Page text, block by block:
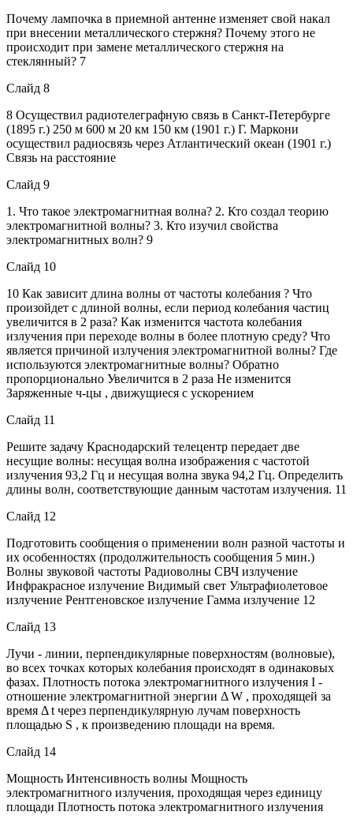
Почему лампочка в приемной антенне изменяет свой накал
при внесении металлического стержня? Почему этого не
происходит при замене металлического стержня на
стеклянный? 7
Слайд 8
8 Осуществил радиотелеграфную связь в Санкт-Петербурге
(1895 г.) 250 м 600 м 20 км 150 км (1901 г.) Г. Маркони
осуществил радиосвязь через Атлантический океан (1901 г.)
Связь на расстояние
Слайд 9
1. Что такое электромагнитная волна? 2. Кто создал теорию
электромагнитной волны? 3. Кто изучил свойства
электромагнитных волн? 9
Слайд 10
10 Как зависит длина волны от частоты колебания ? Что
произойдет с длиной волны, если период колебания частиц
увеличится в 2 раза? Как изменится частота колебания
излучения при переходе волны в более плотную среду? Что
является причиной излучения электромагнитной волны? Где
используются электромагнитные волны? Обратно
пропорционально Увеличится в 2 раза Не изменится
Заряженные ч-цы , движущиеся с ускорением
Слайд 11
Решите задачу Краснодарский телецентр передает две
несущие волны: несущая волна изображения с частотой
излучения 93,2 Гц и несущая волна звука 94,2 Гц. Определить
длины волн, соответствующие данным частотам излучения. 11
Слайд 12
Подготовить сообщения о применении волн разной частоты и
их особенностях (продолжительность сообщения 5 мин.)
Волны звуковой частоты Радиоволны СВЧ излучение
Инфракрасное излучение Видимый свет Ультрафиолетовое
излучение Рентгеновское излучение Гамма излучение 12
Слайд 13
Лучи - линии, перпендикулярные поверхностям (волновые),
во всех точках которых колебания происходят в одинаковых
фазах. Плотность потока электромагнитного излучения I -
отношение электромагнитной энергии Δ W , проходящей за
время Δ t через перпендикулярную лучам поверхность
площадью S , к произведению площади на время.
Слайд 14
Мощность Интенсивность волны Мощность
электромагнитного излучения, проходящая через единицу
площади Плотность потока электромагнитного излучения